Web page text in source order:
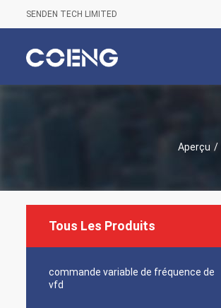
SENDEN TECH LIMITED
Aperçu /
Tous Les Produits
commande variable de fréquence de
vfd